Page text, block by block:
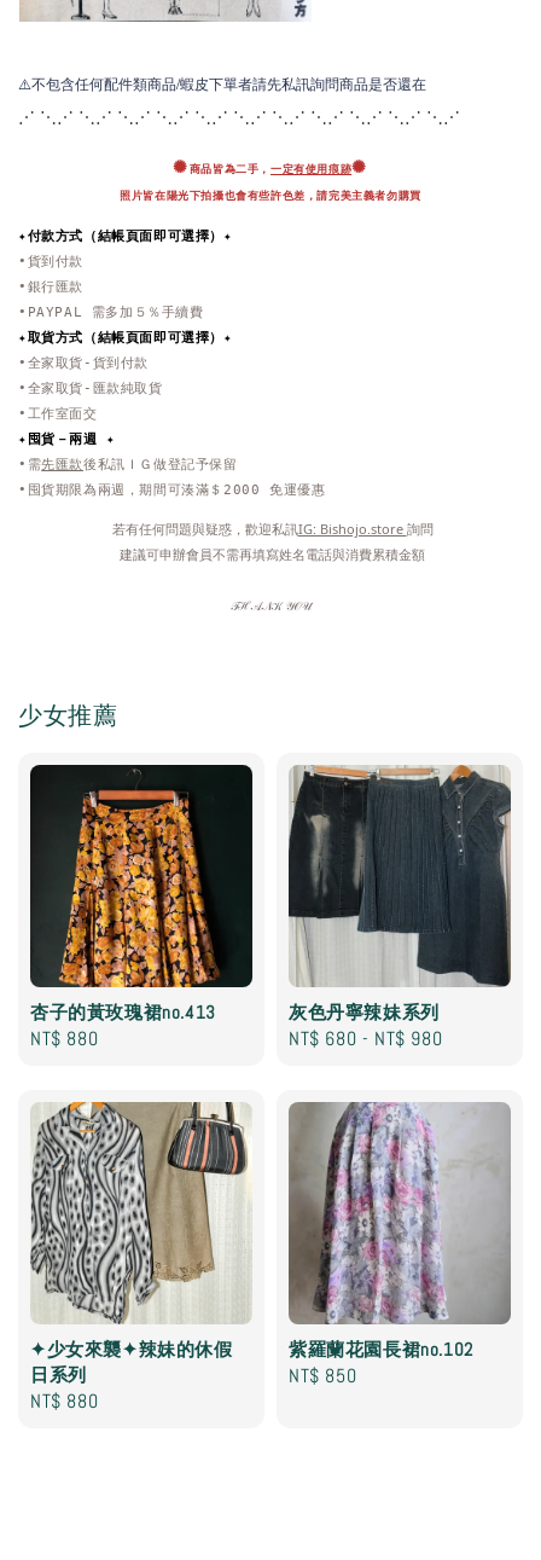
⚠️不包含任何配件類商品/蝦皮下單者請先私訊詢問商品是否還在
⋰ ⋱⋰ ⋱⋰ ⋱⋰ ⋱⋰ ⋱⋰ ⋱⋰ ⋱⋰ ⋱⋰ ⋱⋰ ⋱⋰ ⋱⋰
✺ 商品皆為二手， 一定有使用痕跡✺
照片皆在陽光下拍攝也會有些許色差，請完美主義者勿購買
✦付款方式（結帳頁面即可選擇）✦
•貨到付款
•銀行匯款
•PAYPAL 需多加５％手續費
✦取貨方式 （結帳頁面即可選擇） ✦
•全家取貨-貨到付款
•全家取貨-匯款純取貨
•工作室面交
✦ 囤貨－兩週 ✦
•需先匯款後私訊ＩＧ做登記予保留
•囤貨期限為兩週，期間可湊滿＄2000 免運優惠
若有任何問題與疑惑，歡迎私訊IG: Bishojo.store 詢問
建議可申辦會員不需再填寫姓名電話與消費累積金額
𝒯ℋ𝒜𝒩𝒦 𝒴𝒪𝒰
少女推薦
杏子的黃玫瑰裙no.413
Regular
NT$ 880
灰色丹寧辣妹系列
Regular
NT$ 680 - NT$ 980
✦少女來襲✦辣妹的休假
日系列
Regular
NT$ 880
紫羅蘭花園長裙no.102
Regular
NT$ 850